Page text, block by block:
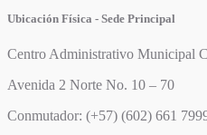
Ubicación Física - Sede Principal
Centro Administrativo Municipal
Avenida 2 Norte No. 10 – 70
Conmutador: (+57) (602) 661